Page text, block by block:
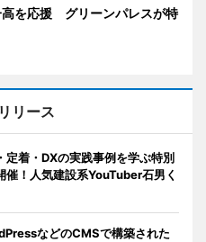
を応援 グリーンパレスが特
リース
定着・DXの実践事例を学ぶ特別
！人気建設系YouTuber石男く
などのCMSで構築された